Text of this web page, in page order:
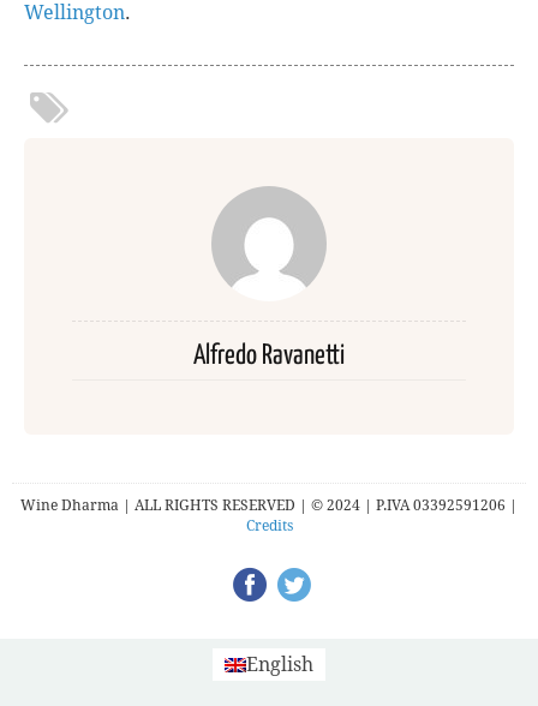
Wellington.
Alfredo Ravanetti
Wine Dharma | ALL RIGHTS RESERVED | © 2024 | P.IVA 03392591206 |
Credits
English